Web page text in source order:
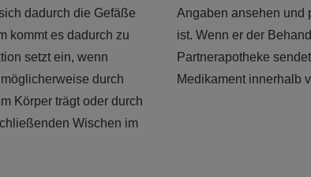
dadurch die Gefäße
kommt es dadurch zu
setzt ein, wenn
durch
Körper trägt oder durch
Wischen im
Angaben ansehen und
ist. Wenn er der
Partnerapotheke
Medikament innerhalb